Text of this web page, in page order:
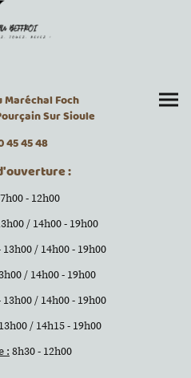
Maréchal Foch
Sur Sioule
45 45 48
:
7h00 - 12h00
/ 14h00 - 19h00
13h00 / 14h00 - 19h00
/ 14h00 - 19h00
13h00 / 14h00 - 19h00
/ 14h15 - 19h00
: 8h30 - 12h00